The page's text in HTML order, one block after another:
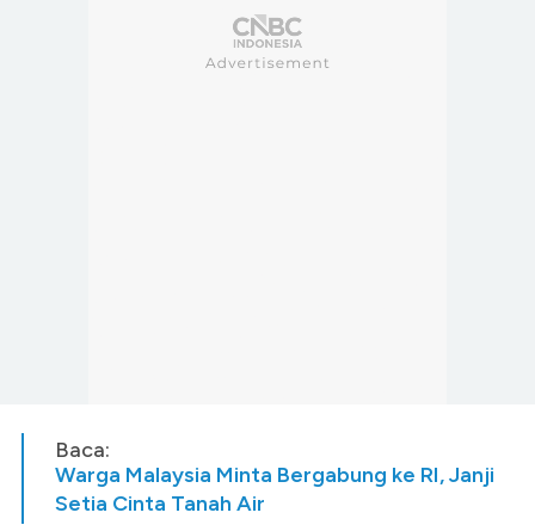
Baca:
Warga Malaysia Minta Bergabung ke RI, Janji
Setia Cinta Tanah Air